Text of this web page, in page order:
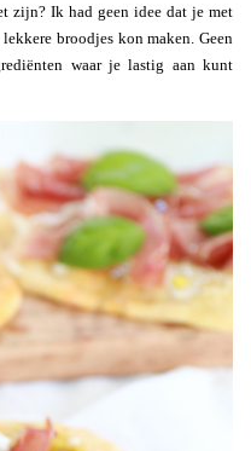
zijn? Ik had geen idee dat je met
broodjes kon maken. Geen
waar je lastig aan kunt